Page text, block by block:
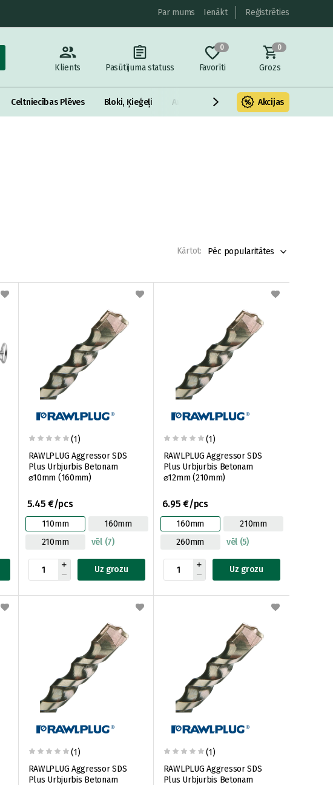
Par mums Ienākt Reģistrēties
Klients
Pasūtījuma statuss
0
Favorīti
0
Grozs
Celtniecības Plēves Bloki, Ķieģeļi Armatūra un metāls Fasādes
Akcijas
Kārtot: Pēc popularitātes
(1)
RAWLPLUG Aggressor SDS
Plus Urbjurbis Betonam
⌀10mm (160mm)
5.45 €/pcs
110mm
160mm
210mm
vēl (7)
Uz grozu
(1)
RAWLPLUG Aggressor SDS
Plus Urbjurbis Betonam
⌀12mm (210mm)
6.95 €/pcs
160mm
210mm
260mm
vēl (5)
Uz grozu
(1)
RAWLPLUG Aggressor SDS
Plus Urbjurbis Betonam
(1)
RAWLPLUG Aggressor SDS
Plus Urbjurbis Betonam